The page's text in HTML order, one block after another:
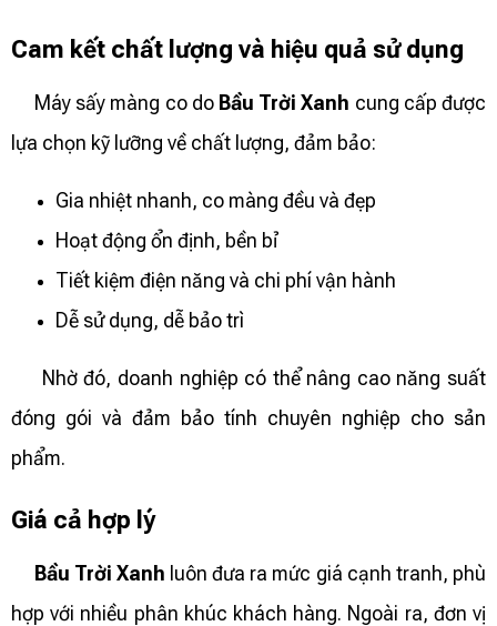
Cam kết chất lượng và hiệu quả sử dụng
Máy sấy màng co do Bầu Trời Xanh cung cấp được
lựa chọn kỹ lưỡng về chất lượng, đảm bảo:
Gia nhiệt nhanh, co màng đều và đẹp
Hoạt động ổn định, bền bỉ
Tiết kiệm điện năng và chi phí vận hành
Dễ sử dụng, dễ bảo trì
Nhờ đó, doanh nghiệp có thể nâng cao năng suất
đóng gói và đảm bảo tính chuyên nghiệp cho sản
phẩm.
Giá cả hợp lý
Bầu Trời Xanh luôn đưa ra mức giá cạnh tranh, phù
hợp với nhiều phân khúc khách hàng. Ngoài ra, đơn vị